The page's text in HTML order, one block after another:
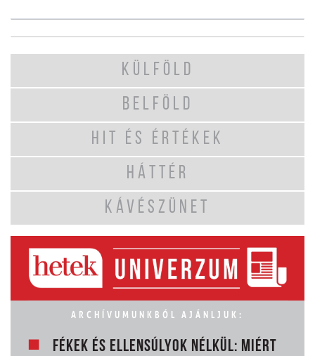
KÜLFÖLD
BELFÖLD
HIT ÉS ÉRTÉKEK
HÁTTÉR
KÁVÉSZÜNET
ARCHÍVUMUNKBÓL AJÁNLJUK:
FÉKEK ÉS ELLENSÚLYOK NÉLKÜL: MIÉRT